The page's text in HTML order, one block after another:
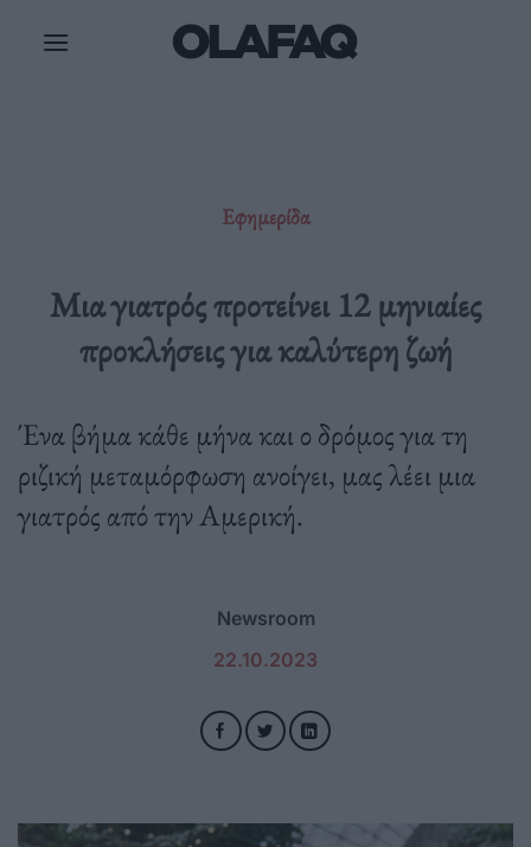
Εφημερίδα
Μια γιατρός προτείνει 12 μηνιαίες
προκλήσεις για καλύτερη ζωή
Ένα βήμα κάθε μήνα και ο δρόμος για τη
ριζική μεταμόρφωση ανοίγει, μας λέει μια
γιατρός από την Αμερική.
Newsroom
22.10.2023